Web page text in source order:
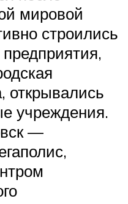
мировой
строились
открывались
учреждения.
—